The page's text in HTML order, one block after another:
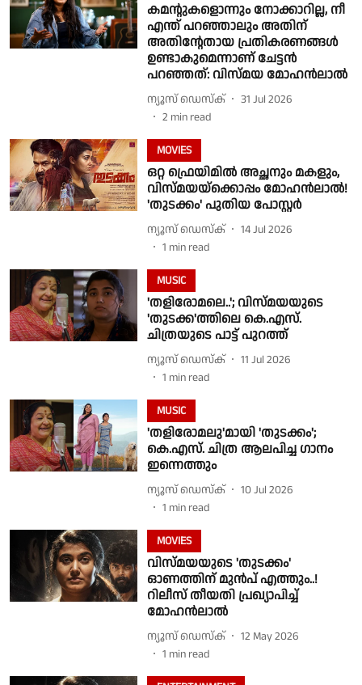
കമന്റുകളൊന്നും നോക്കാറില്ല, നീ
എന്ത് പറഞ്ഞാലും അതിന്
അതിന്റേതായ പ്രതികരണങ്ങൾ
ഉണ്ടാകുമെന്നാണ് ചേട്ടൻ
പറഞ്ഞത്: വിസ്മയ മോഹൻലാൽ
ന്യൂസ് ഡെസ്ക്
31 Jul 2026
2 min read
MOVIES
ഒറ്റ ഫ്രെയിമിൽ അച്ഛനും മകളും,
വിസ്‌മയയ്‌ക്കൊപ്പം മോഹൻലാൽ!
'തുടക്കം' പുതിയ പോസ്റ്റർ
ന്യൂസ് ഡെസ്ക്
14 Jul 2026
1 min read
MUSIC
'തളിരോമലെ..'; വിസ്മയയുടെ
'തുടക്ക'ത്തിലെ കെ.എസ്.
ചിത്രയുടെ പാട്ട് പുറത്ത്
ന്യൂസ് ഡെസ്ക്
11 Jul 2026
1 min read
MUSIC
'തളിരോമലു'മായി 'തുടക്കം';
കെ.എസ്. ചിത്ര ആലപിച്ച ഗാനം
ഇന്നെത്തും
ന്യൂസ് ഡെസ്ക്
10 Jul 2026
1 min read
MOVIES
വിസ്മയയുടെ 'തുടക്കം'
ഓണത്തിന് മുൻപ് എത്തും..!
റിലീസ് തീയതി പ്രഖ്യാപിച്ച്
മോഹൻലാൽ
ന്യൂസ് ഡെസ്ക്
12 May 2026
1 min read